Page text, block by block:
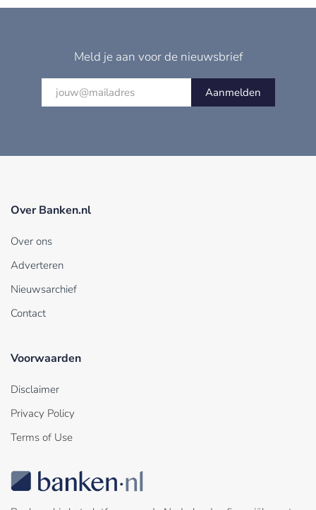
Meld je aan voor de nieuwsbrief
Aanmelden
Over Banken.nl
Over ons
Adverteren
Nieuwsarchief
Contact
Voorwaarden
Disclaimer
Privacy Policy
Terms of Use